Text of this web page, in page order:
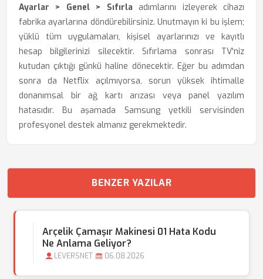
Ayarlar > Genel > Sıfırla adımlarını izleyerek cihazı
fabrika ayarlarına döndürebilirsiniz. Unutmayın ki bu işlem;
yüklü tüm uygulamaları, kişisel ayarlarınızı ve kayıtlı
hesap bilgilerinizi silecektir. Sıfırlama sonrası TV'niz
kutudan çıktığı günkü haline dönecektir. Eğer bu adımdan
sonra da Netflix açılmıyorsa, sorun yüksek ihtimalle
donanımsal bir ağ kartı arızası veya panel yazılım
hatasıdır. Bu aşamada Samsung yetkili servisinden
profesyonel destek almanız gerekmektedir.
BENZER YAZILAR
Arçelik Çamaşır Makinesi 01 Hata Kodu
Ne Anlama Geliyor?
LEVERSNET 06.08.2026